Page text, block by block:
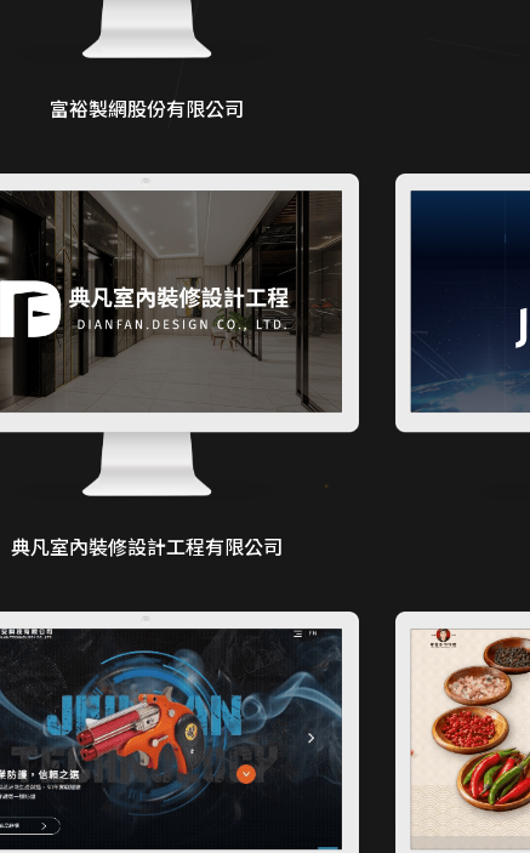
富裕製網股份有限公司
典凡室內裝修設計工程有限公司